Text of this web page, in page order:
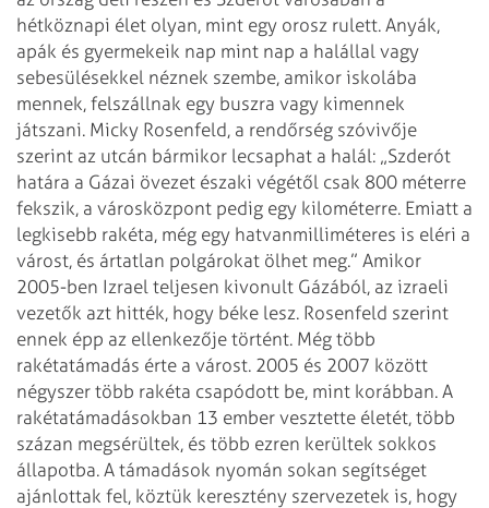
hétköznapi élet olyan, mint egy orosz rulett. Anyák,
apák és gyermekeik nap mint nap a halállal vagy
sebesülésekkel néznek szembe, amikor iskolába
mennek, felszállnak egy buszra vagy kimennek
játszani. Micky Rosenfeld, a rendőrség szóvivője
szerint az utcán bármikor lecsaphat a halál: „Szderót
határa a Gázai övezet északi végétől csak 800 méterre
fekszik, a városközpont pedig egy kilométerre. Emiatt a
legkisebb rakéta, még egy hatvanmilliméteres is eléri a
várost, és ártatlan polgárokat ölhet meg.” Amikor
2005-ben Izrael teljesen kivonult Gázából, az izraeli
vezetők azt hitték, hogy béke lesz. Rosenfeld szerint
ennek épp az ellenkezője történt. Még több
rakétatámadás érte a várost. 2005 és 2007 között
négyszer több rakéta csapódott be, mint korábban. A
rakétatámadásokban 13 ember vesztette életét, több
százan megsérültek, és több ezren kerültek sokkos
állapotba. A támadások nyomán sokan segítséget
ajánlottak fel, köztük keresztény szervezetek is, hogy